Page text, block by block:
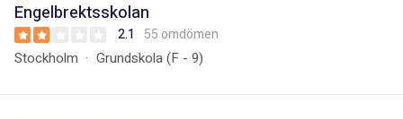
Engelbrektsskolan
2.1 55 omdömen
Stockholm Grundskola (F - 9)